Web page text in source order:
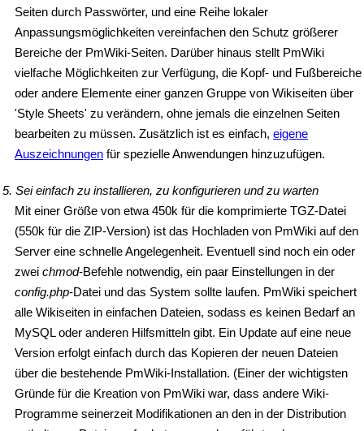
Seiten durch Passwörter, und eine Reihe lokaler
Anpassungsmöglichkeiten vereinfachen den Schutz größerer
Bereiche der PmWiki-Seiten. Darüber hinaus stellt PmWiki
vielfache Möglichkeiten zur Verfügung, die Kopf- und Fußbereiche
oder andere Elemente einer ganzen Gruppe von Wikiseiten über
'Style Sheets' zu verändern, ohne jemals die einzelnen Seiten
bearbeiten zu müssen. Zusätzlich ist es einfach, eigene
Auszeichnungen für spezielle Anwendungen hinzuzufügen.
5. Sei einfach zu installieren, zu konfigurieren und zu warten
Mit einer Größe von etwa 450k für die komprimierte TGZ-Datei
(550k für die ZIP-Version) ist das Hochladen von PmWiki auf den
Server eine schnelle Angelegenheit. Eventuell sind noch ein oder
zwei chmod-Befehle notwendig, ein paar Einstellungen in der
config.php-Datei und das System sollte laufen. PmWiki speichert
alle Wikiseiten in einfachen Dateien, sodass es keinen Bedarf an
MySQL oder anderen Hilfsmitteln gibt. Ein Update auf eine neue
Version erfolgt einfach durch das Kopieren der neuen Dateien
über die bestehende PmWiki-Installation. (Einer der wichtigsten
Gründe für die Kreation von PmWiki war, dass andere Wiki-
Programme seinerzeit Modifikationen an den in der Distribution